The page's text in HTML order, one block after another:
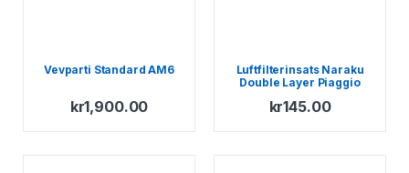
Vevparti Standard AM6
kr1,900.00
Luftfilterinsats Naraku
Double Layer Piaggio
kr145.00